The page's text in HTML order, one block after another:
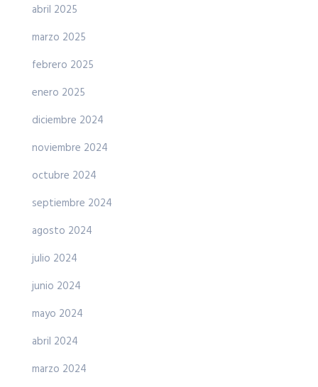
abril 2025
marzo 2025
febrero 2025
enero 2025
diciembre 2024
noviembre 2024
octubre 2024
septiembre 2024
agosto 2024
julio 2024
junio 2024
mayo 2024
abril 2024
marzo 2024